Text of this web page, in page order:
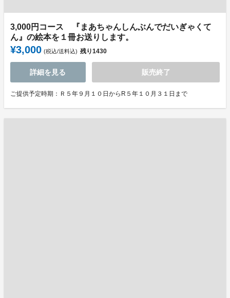
3,000円コース 『まあちゃんしんぶんでだいぎゃくて
ん』の絵本を１冊お送りします。
¥3,000 (税込/送料込) 残り1430
詳細を見る 販売終了
ご提供予定時期：Ｒ５年９月１０日からR５年１０月３１日まで